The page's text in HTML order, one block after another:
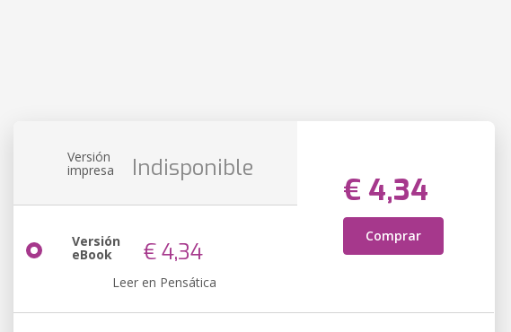
Versión
impresa Indisponible
€ 4,34
Comprar
Versión
eBook € 4,34
Leer en Pensática